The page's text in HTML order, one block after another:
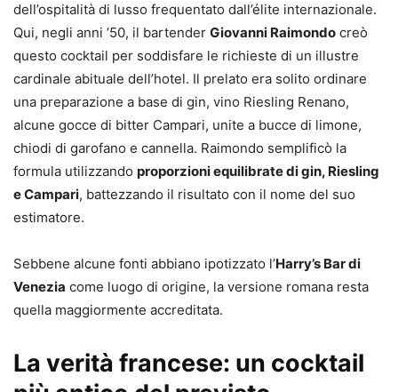
dell’ospitalità di lusso frequentato dall’élite internazionale.
Qui, negli anni ’50, il bartender Giovanni Raimondo creò
questo cocktail per soddisfare le richieste di un illustre
cardinale abituale dell’hotel. Il prelato era solito ordinare
una preparazione a base di gin, vino Riesling Renano,
alcune gocce di bitter Campari, unite a bucce di limone,
chiodi di garofano e cannella. Raimondo semplificò la
formula utilizzando proporzioni equilibrate di gin, Riesling
e Campari, battezzando il risultato con il nome del suo
estimatore.
Sebbene alcune fonti abbiano ipotizzato l’Harry’s Bar di
Venezia come luogo di origine, la versione romana resta
quella maggiormente accreditata.
La verità francese: un cocktail